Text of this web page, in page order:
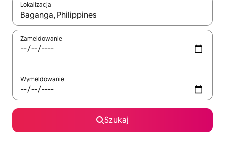
Lokalizacja
Gdy wyniki będą dostępne, możesz poruszać się po nich za
Zameldowanie
Wymeldowanie
Szukaj